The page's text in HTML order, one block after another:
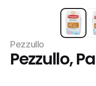
Pezzullo
Pezzullo,